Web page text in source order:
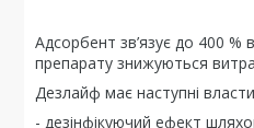
Адсорбент зв’язує до 400 %
препарату знижуються
Дезлайф має наступні
- дезінфікуючий ефект